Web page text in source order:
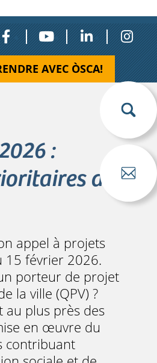
AVEC ÒSCA!
:
de
appel à projets
15 février 2026.
porteur de projet
la ville (QPV) ?
au plus près des
en œuvre du
contribuant